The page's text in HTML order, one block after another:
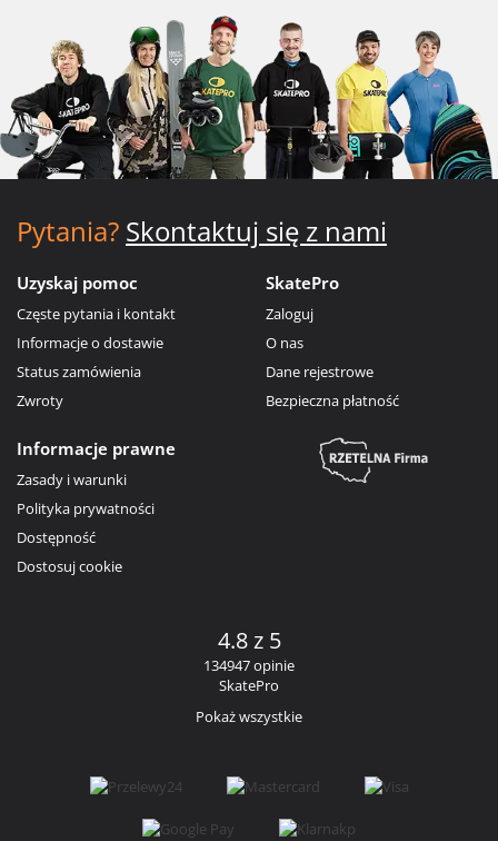
Pytania? Skontaktuj się z nami
Uzyskaj pomoc
Częste pytania i kontakt
Informacje o dostawie
Status zamówienia
Zwroty
SkatePro
Zaloguj
O nas
Dane rejestrowe
Bezpieczna płatność
Informacje prawne
Zasady i warunki
Polityka prywatności
Dostępność
Dostosuj cookie
4.8 z 5
134947 opinie
SkatePro
Pokaż wszystkie